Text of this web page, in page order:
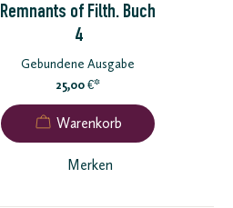
Remnants of Filth. Buch
4
Gebundene Ausgabe
25,00€*
Merken